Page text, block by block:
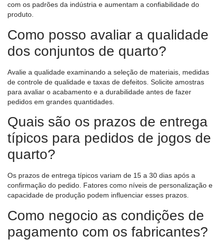
com os padrões da indústria e aumentam a confiabilidade do
produto.
Como posso avaliar a qualidade
dos conjuntos de quarto?
Avalie a qualidade examinando a seleção de materiais, medidas
de controle de qualidade e taxas de defeitos. Solicite amostras
para avaliar o acabamento e a durabilidade antes de fazer
pedidos em grandes quantidades.
Quais são os prazos de entrega
típicos para pedidos de jogos de
quarto?
Os prazos de entrega típicos variam de 15 a 30 dias após a
confirmação do pedido. Fatores como níveis de personalização e
capacidade de produção podem influenciar esses prazos.
Como negocio as condições de
pagamento com os fabricantes?